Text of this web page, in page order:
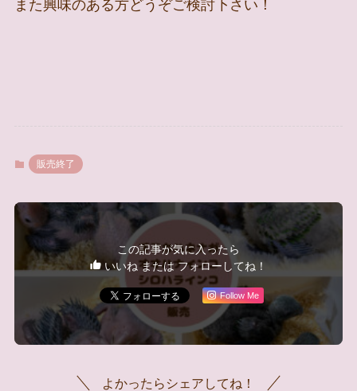
また興味のある方どうぞご検討下さい！
販売終了
この記事が気に入ったら
いいね または フォローしてね！
Follow Me
よかったらシェアしてね！